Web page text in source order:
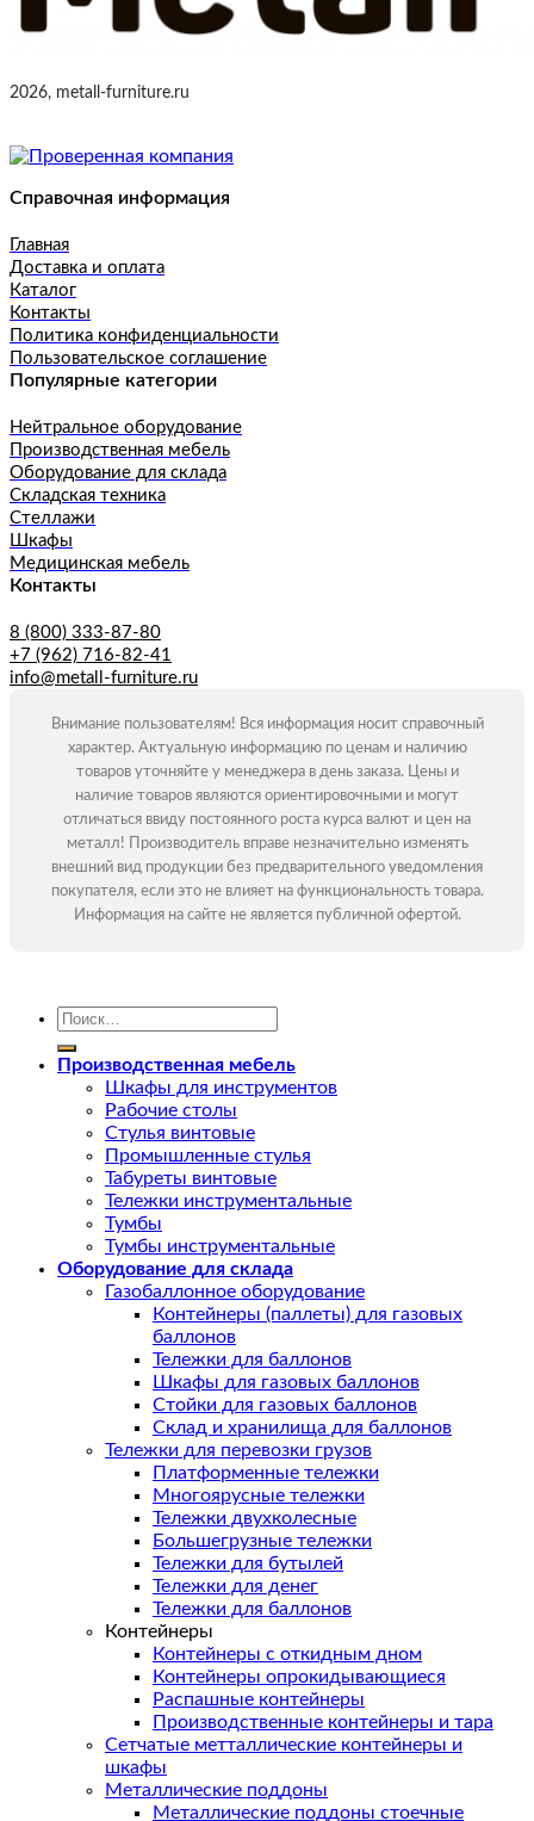
2026, metall-furniture.ru
Справочная информация
Главная
Доставка и оплата
Каталог
Контакты
Политика конфиденциальности
Пользовательское соглашение
Популярные категории
Нейтральное оборудование
Производственная мебель
Оборудование для склада
Складская техника
Стеллажи
Шкафы
Медицинская мебель
Контакты
8 (800) 333-87-80
+7 (962) 716-82-41
info@metall-furniture.ru
Внимание пользователям! Вся информация носит справочный
характер. Актуальную информацию по ценам и наличию
товаров уточняйте у менеджера в день заказа. Цены и
наличие товаров являются ориентировочными и могут
отличаться ввиду постоянного роста курса валют и цен на
металл! Производитель вправе незначительно изменять
внешний вид продукции без предварительного уведомления
покупателя, если это не влияет на функциональность товара.
Информация на сайте не является публичной офертой.
Искать:
Производственная мебель
Шкафы для инструментов
Рабочие столы
Стулья винтовые
Промышленные стулья
Табуреты винтовые
Тележки инструментальные
Тумбы
Тумбы инструментальные
Оборудование для склада
Газобаллонное оборудование
Контейнеры (паллеты) для газовых
баллонов
Тележки для баллонов
Шкафы для газовых баллонов
Стойки для газовых баллонов
Склад и хранилища для баллонов
Тележки для перевозки грузов
Платформенные тележки
Многоярусные тележки
Тележки двухколесные
Большегрузные тележки
Тележки для бутылей
Тележки для денег
Тележки для баллонов
Контейнеры
Контейнеры с откидным дном
Контейнеры опрокидывающиеся
Распашные контейнеры
Производственные контейнеры и тара
Сетчатые метталлические контейнеры и
шкафы
Металлические поддоны
Металлические поддоны стоечные